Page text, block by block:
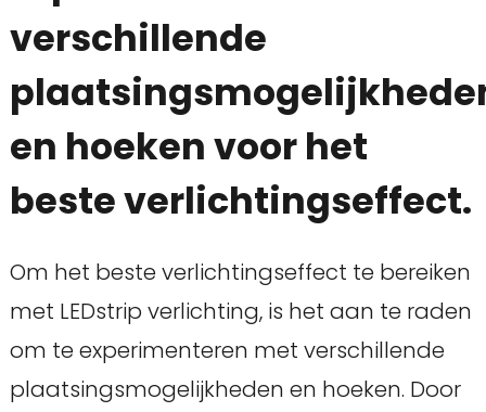
verschillende
en hoeken voor het
beste verlichtingseffect.
Om het beste verlichtingseffect te bereiken
met LEDstrip verlichting, is het aan te raden
om te experimenteren met verschillende
plaatsingsmogelijkheden en hoeken. Door